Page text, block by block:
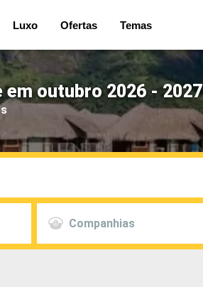
Luxo Ofertas Temas
outubro 2026 - 2027
Companhias